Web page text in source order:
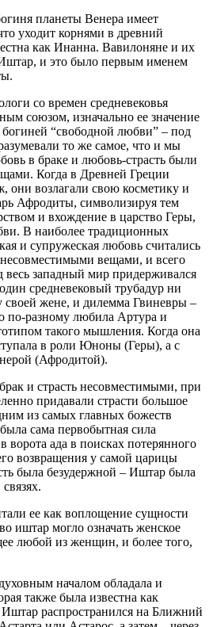
планеты Венера имеет
уходит корнями в древний
как Инанна. Вавилоняне и их
и это было первым именем
со времен средневековья
союзом, изначально ее значение
“свободной любви” – под
то же самое, что и мы
в браке и любовь-страсть были
Когда в Древней Греции
они возлагали свою косметику и
Афродиты, символизируя тем
и вхождение в царство Геры,
В наиболее традиционных
и супружеская любовь считались
вещами, и всего
весь западный мир придерживался
средневековый трубадур ни
своей жене, и дилемма Гвиневры –
по-разному любила Артура и
такого мышления. Когда она
в роли Юноны (Геры), а с
(Афродитой).
и страсть несовместимыми, при
придавали страсти большое
из самых главных божеств
сама первобытная сила
ворота ада в поисках потерянного
возвращения у самой царицы
была безудержной – Иштар была
ее как воплощение сущности
иштар могло означать женское
любой из женщин, и более того,
началом обладала и
также была известна как
Иштар распространился на Ближний